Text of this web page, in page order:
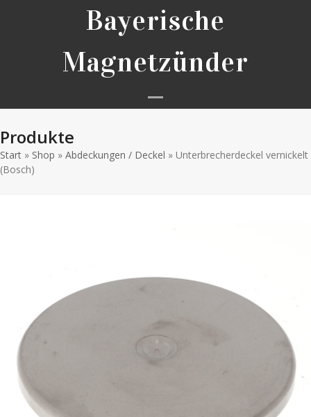
Bayerische
Magnetzünder
Open
menu
Close
menu
Produkte
Start » Shop » Abdeckungen / Deckel » Unterbrecherdeckel vernickelt
(Bosch)